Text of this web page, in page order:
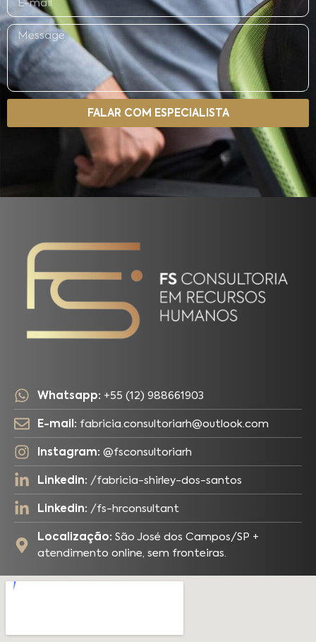
FALAR COM ESPECIALISTA
Whatsapp: +55 (12) 988661903
E-mail: fabricia.consultoriarh@outlook.com
Instagram: @fsconsultoriarh
Linkedin: /fabricia-shirley-dos-santos
Linkedin: /fs-hrconsultant
Localização: São José dos Campos/SP +
atendimento online, sem fronteiras.